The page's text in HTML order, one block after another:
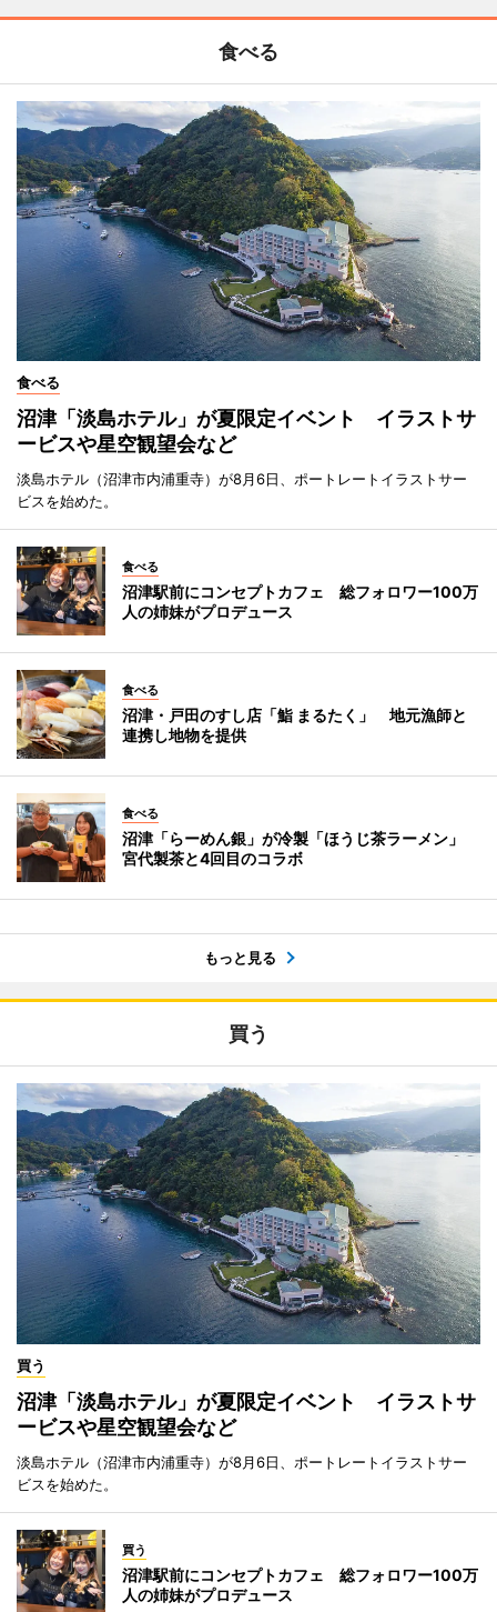
食べる
食べる
沼津「淡島ホテル」が夏限定イベント イラストサ
ービスや星空観望会など
淡島ホテル（沼津市内浦重寺）が8月6日、ポートレートイラストサー
ビスを始めた。
食べる
沼津駅前にコンセプトカフェ 総フォロワー100万
人の姉妹がプロデュース
食べる
沼津・戸田のすし店「鮨 まるたく」 地元漁師と
連携し地物を提供
食べる
沼津「らーめん銀」が冷製「ほうじ茶ラーメン」
宮代製茶と4回目のコラボ
もっと見る
買う
買う
沼津「淡島ホテル」が夏限定イベント イラストサ
ービスや星空観望会など
淡島ホテル（沼津市内浦重寺）が8月6日、ポートレートイラストサー
ビスを始めた。
買う
沼津駅前にコンセプトカフェ 総フォロワー100万
人の姉妹がプロデュース